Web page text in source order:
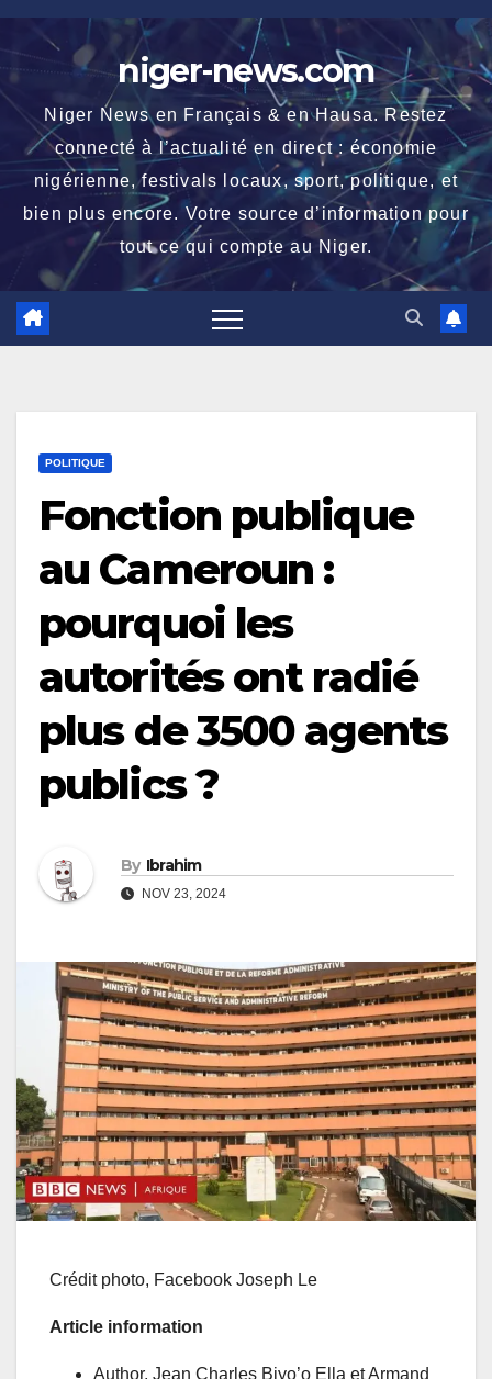
Skip
to
content
niger-news.com
Niger News en Français & en Hausa. Restez
connecté à l’actualité en direct : économie
nigérienne, festivals locaux, sport, politique, et
bien plus encore. Votre source d’information pour
tout ce qui compte au Niger.
POLITIQUE
Fonction publique
au Cameroun :
pourquoi les
autorités ont radié
plus de 3500 agents
publics ?
By Ibrahim
NOV 23, 2024
Crédit photo, Facebook Joseph Le
Article information
Author, Jean Charles Biyo’o Ella et Armand